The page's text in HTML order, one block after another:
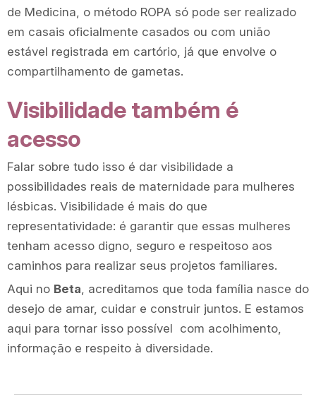
de Medicina, o método ROPA só pode ser realizado
em casais oficialmente casados ou com união
estável registrada em cartório, já que envolve o
compartilhamento de gametas.
Visibilidade também é
acesso
Falar sobre tudo isso é dar visibilidade a
possibilidades reais de maternidade para mulheres
lésbicas. Visibilidade é mais do que
representatividade: é garantir que essas mulheres
tenham acesso digno, seguro e respeitoso aos
caminhos para realizar seus projetos familiares.
Aqui no Beta , acreditamos que toda família nasce do
desejo de amar, cuidar e construir juntos. E estamos
aqui para tornar isso possível com acolhimento,
informação e respeito à diversidade.